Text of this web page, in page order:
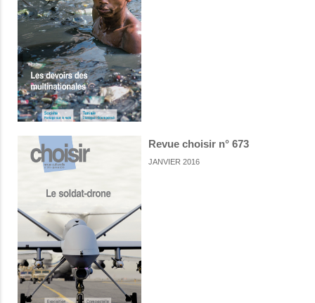
Revue choisir n° 673
JANVIER 2016